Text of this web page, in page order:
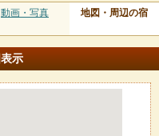
動画・写真 地図・周辺の宿
表示